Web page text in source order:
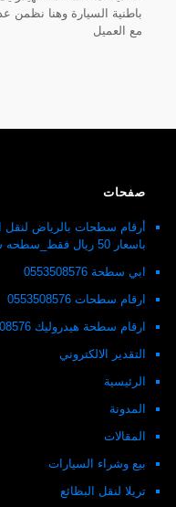
باطنية السيارة وهنا نظمن
مع العميل
صفحات
أرقام سطحات بالرياض لنقل
باسعار 50 ريال فقط_سطحه شمال الرياض 0553508576
ابي سطحة 0553508576
ارقام سطحات 0553508576
ارقام سطحة هيدروليك 0553508576 نقل سيارات خدمه 24ساعة
التقدير الالكتروني
الرئيسية
المدونة
المقالات
بيع وشراء السيارات
تريلا لنقل البظائع